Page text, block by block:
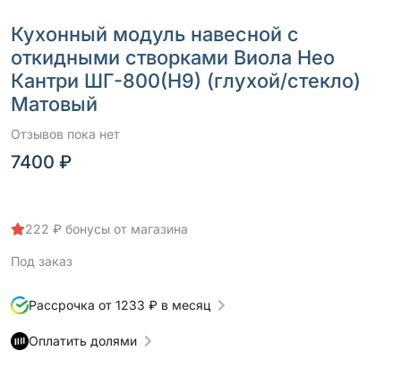
Кухонный модуль навесной с
откидными створками Виола Нео
Кантри ШГ-800(Н9) (глухой/стекло)
Матовый
Отзывов пока нет
7400 ₽
222 ₽ бонусы от магазина
Под заказ
Рассрочка от 1233 ₽ в месяц
Оплатить долями